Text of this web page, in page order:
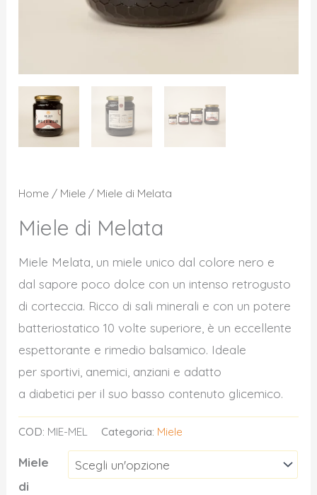
Home / Miele / Miele di Melata
Miele di Melata
Miele Melata, un miele unico dal colore nero e
dal sapore poco dolce con un intenso retrogusto
di corteccia. Ricco di sali minerali e con un potere
batteriostatico 10 volte superiore, è un eccellente
espettorante e rimedio balsamico. Ideale
per sportivi, anemici, anziani e adatto
a diabetici per il suo basso contenuto glicemico.
COD: MIE-MEL Categoria: Miele
Miele
di